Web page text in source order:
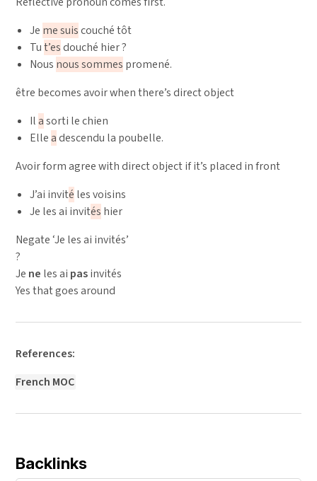
Je me suiscouché tôt
Tut’esdouché hier ?
Nous nous sommes promené.
être becomes avoir when there’s direct object
Ilasorti le chien
Elleadescendu la poubelle.
Avoir form agree with direct object if it’s placed in front
J’ai invité les voisins
Je les ai invités hier
Negate ‘Je les ai invités’
?
Je ne les ai pasinvités
Yes that goes around
References:
French MOC
Backlinks